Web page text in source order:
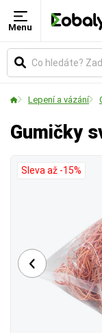
Menu
Lepení a vázání
Gumičky
Sleva až -15%